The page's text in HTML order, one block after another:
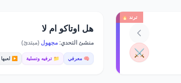
ترند 🔥
⚔️
هل اوتاكو ام لا
منشئ التحدي:مجهول (مبتدئ)
🧠 معرفي 📁 ترفيه وتسلية ▶️ لعبها 4